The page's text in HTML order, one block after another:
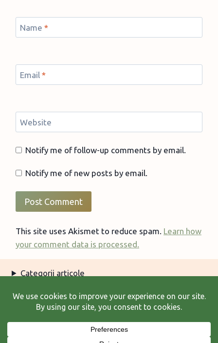
Name *
Email *
Website
Notify me of follow-up comments by email.
Notify me of new posts by email.
This site uses Akismet to reduce spam. Learn how
your comment data is processed.
Categorii articole
Arhiva articole